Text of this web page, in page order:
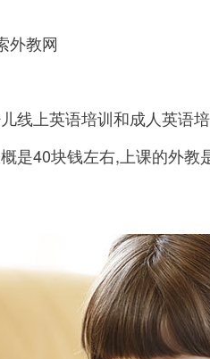
教网
上英语培训和成人英语培
是40块钱左右,上课的外教